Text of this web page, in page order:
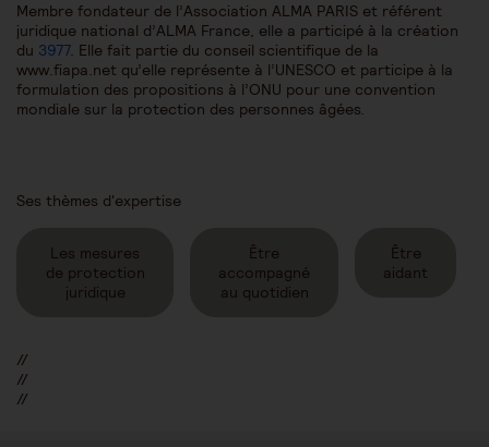
Membre fondateur de l’Association ALMA PARIS et référent
juridique national d’ALMA France, elle a participé à la création
du 3977. Elle fait partie du conseil scientifique de la
www.fiapa.net qu’elle représente à l’UNESCO et participe à la
formulation des propositions à l’ONU pour une convention
mondiale sur la protection des personnes âgées.
Ses thèmes d'expertise
Les mesures
de protection
juridique
Être
accompagné
au quotidien
Être
aidant
//
//
//